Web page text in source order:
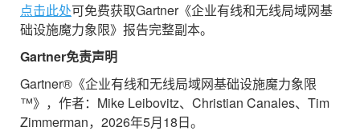
点击此处可免费获取Gartner《企业有线和无线局域网基
础设施魔力象限》报告完整副本。
Gartner免责声明
Gartner®《企业有线和无线局域网基础设施魔力象限
™》，作者：Mike Leibovitz、Christian Canales、Tim
Zimmerman，2026年5月18日。